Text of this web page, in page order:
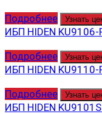
Подробнее
Узнать
ИБП HIDEN KU9106-
Подробнее
Узнать
ИБП HIDEN KU9110-
Подробнее
Узнать
ИБП HIDEN